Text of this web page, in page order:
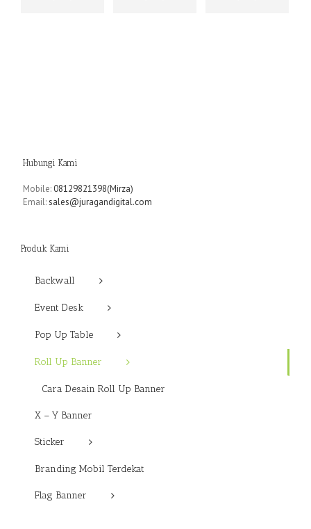
Hubungi Kami
Mobile: 08129821398(Mirza)
Email:sales@juragandigital.com
Produk Kami
Backwall
Event Desk
Pop Up Table
Roll Up Banner
Cara Desain Roll Up Banner
X – Y Banner
Sticker
Branding Mobil Terdekat
Flag Banner